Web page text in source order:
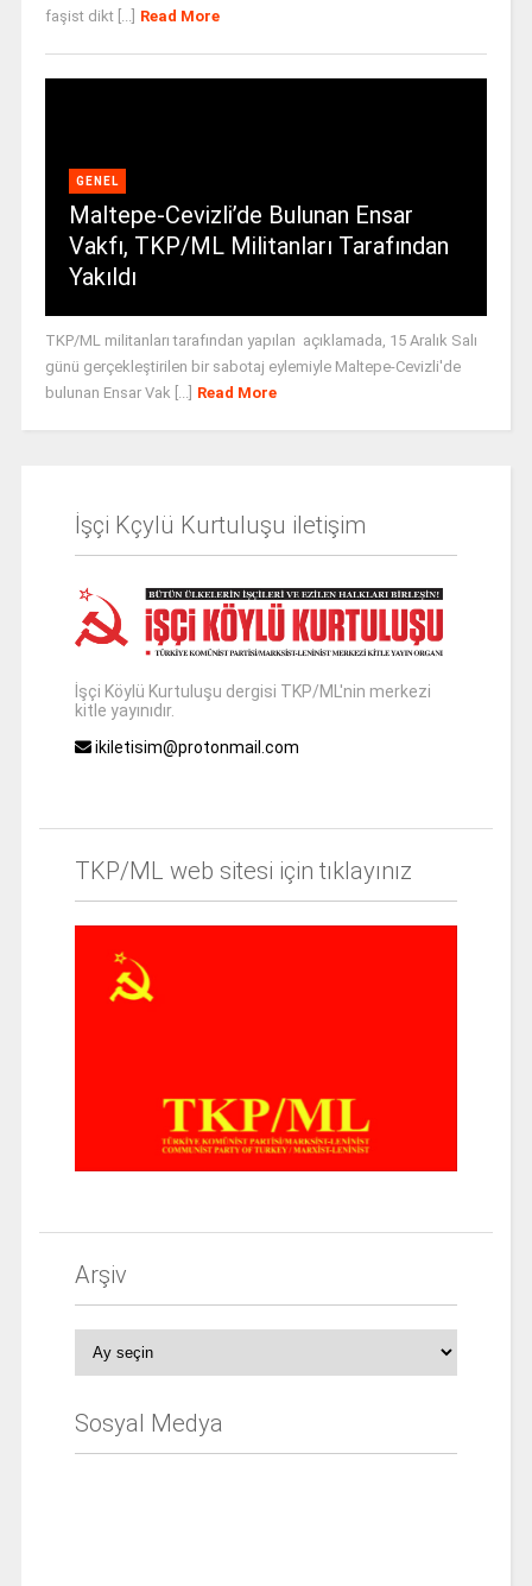
faşist dikt [...]
Read More
GENEL
Maltepe-Cevizli’de Bulunan Ensar
Vakfı, TKP/ML Militanları Tarafından
Yakıldı
TKP/ML militanları tarafından yapılan açıklamada, 15 Aralık Salı
günü gerçekleştirilen bir sabotaj eylemiyle Maltepe-Cevizli'de
bulunan Ensar Vak [...]
Read More
İşçi Kçylü Kurtuluşu iletişim
İşçi Köylü Kurtuluşu dergisi TKP/ML'nin merkezi
kitle yayınıdır.
ikiletisim@protonmail.com
TKP/ML web sitesi için tıklayınız
Arşiv
Sosyal Medya